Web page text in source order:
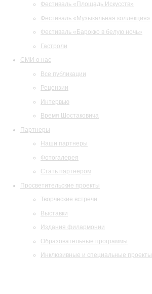
Фестиваль «Площадь Искусств»
Фестиваль «Музыкальная коллекция»
Фестиваль «Барокко в белую ночь»
Гастроли
СМИ о нас
Все публикации
Рецензии
Интервью
Время Шостаковича
Партнеры
Наши партнеры
Фотогалерея
Стать партнером
Просветительские проекты
Творческие встречи
Выставки
Издания филармонии
Образовательные программы
Инклюзивные и специальные проекты